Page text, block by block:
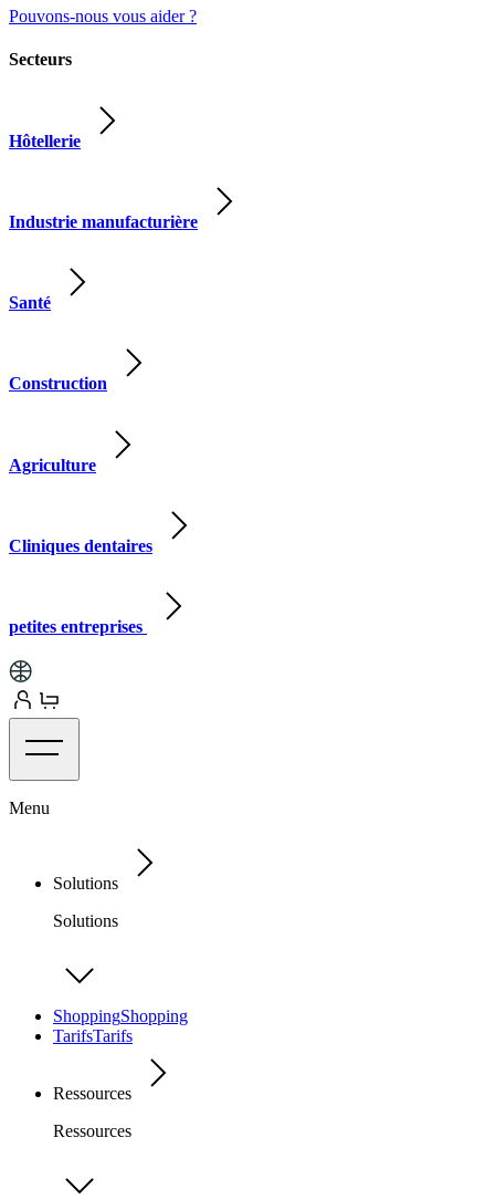
Pouvons-nous vous aider ?
Secteurs
Hôtellerie
Industrie manufacturière
Santé
Construction
Agriculture
Cliniques dentaires
petites entreprises
Menu
Solutions
Solutions
ShoppingShopping
TarifsTarifs
Ressources
Ressources